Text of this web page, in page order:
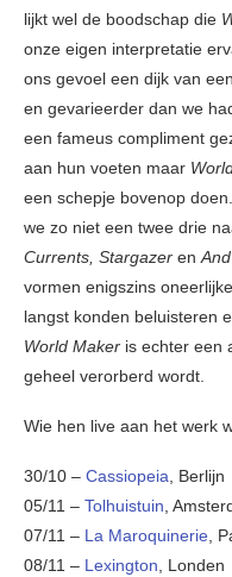
lijkt wel de boodschap die
onze eigen interpretatie
ons gevoel een dijk van
en gevarieerder dan we
een fameus compliment
aan hun voeten maar
een schepje bovenop
we zo niet een twee drie
Currents, Stargazer en
vormen enigszins
langst konden beluisteren
World Maker is echter een
geheel verorberd wordt.
Wie hen live aan het werk
30/10 – Cassiopeia , Berlijn
05/11 – Tolhuistuin ,
07/11 – La Maroquinerie ,
08/11 – Lexington , Londen